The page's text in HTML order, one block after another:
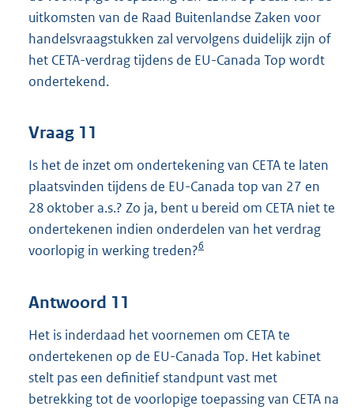
uitkomsten van de Raad Buitenlandse Zaken voor
handelsvraagstukken zal vervolgens duidelijk zijn of
het CETA-verdrag tijdens de EU-Canada Top wordt
ondertekend.
Vraag 11
Is het de inzet om ondertekening van CETA te laten
plaatsvinden tijdens de EU-Canada top van 27 en
28 oktober a.s.? Zo ja, bent u bereid om CETA niet te
ondertekenen indien onderdelen van het verdrag
voorlopig in werking treden?6
Antwoord 11
Het is inderdaad het voornemen om CETA te
ondertekenen op de EU-Canada Top. Het kabinet
stelt pas een definitief standpunt vast met
betrekking tot de voorlopige toepassing van CETA na